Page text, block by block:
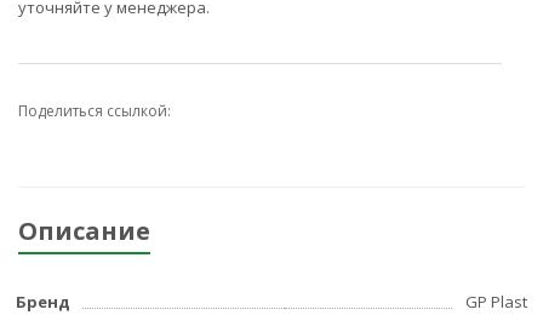
уточняйте у менеджера.
Поделиться ссылкой:
Описание
Бренд
GP Plast